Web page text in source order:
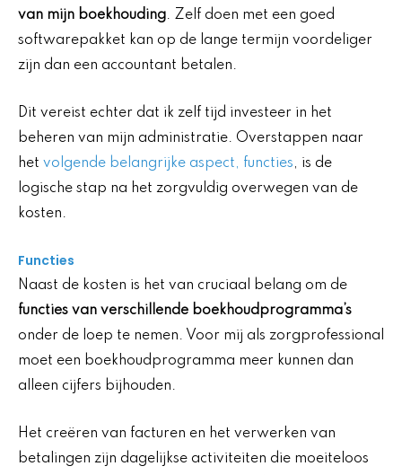
van mijn boekhouding. Zelf doen met een goed
softwarepakket kan op de lange termijn voordeliger
zijn dan een accountant betalen.
Dit vereist echter dat ik zelf tijd investeer in het
beheren van mijn administratie. Overstappen naar
het volgende belangrijke aspect, functies, is de
logische stap na het zorgvuldig overwegen van de
kosten.
Functies
Naast de kosten is het van cruciaal belang om de
functies van verschillende boekhoudprogramma’s
onder de loep te nemen. Voor mij als zorgprofessional
moet een boekhoudprogramma meer kunnen dan
alleen cijfers bijhouden.
Het creëren van facturen en het verwerken van
betalingen zijn dagelijkse activiteiten die moeiteloos